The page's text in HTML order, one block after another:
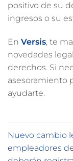
positivo de su
ingresos o su
En Versis, te
novedades
derechos. Si
asesoramiento
ayudarte.
Nuevo cambio
empleadores